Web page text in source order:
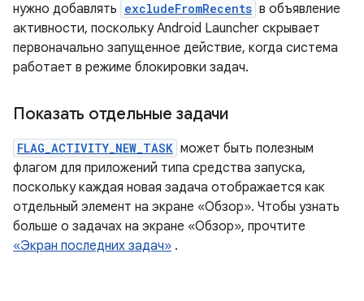
нужно добавлять excludeFromRecents в объявление
активности, поскольку Android Launcher скрывает
первоначально запущенное действие, когда система
работает в режиме блокировки задач.
Показать отдельные задачи
FLAG_ACTIVITY_NEW_TASK может быть полезным
флагом для приложений типа средства запуска,
поскольку каждая новая задача отображается как
отдельный элемент на экране «Обзор». Чтобы узнать
больше о задачах на экране «Обзор», прочтите
«Экран последних задач» .